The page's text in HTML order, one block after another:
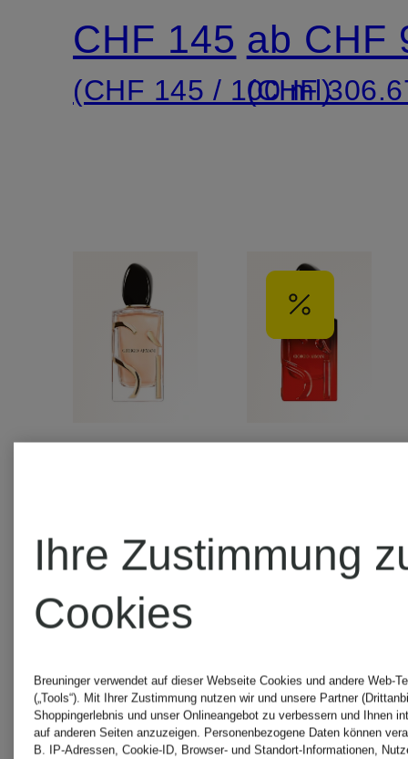
CHF 145
(CHF 145 / 100 ml)
ab CHF
(CHF
ARMANI
BEAUTY
SÌ
Eau de
Parfum
ARMANI
INTENSE
Eau de
Ihre Zustimmung
Cookies
Breuninger verwendet auf dieser Webseite Cookies und andere Web-
(„Tools“). Mit Ihrer Zustimmung nutzen wir und unsere Partner
Shoppingerlebnis und unser Onlineangebot zu verbessern und Ihnen
auf anderen Seiten anzuzeigen. Personenbezogene Daten können
B. IP-Adressen, Cookie-ID, Browser- und Standort-Informationen,